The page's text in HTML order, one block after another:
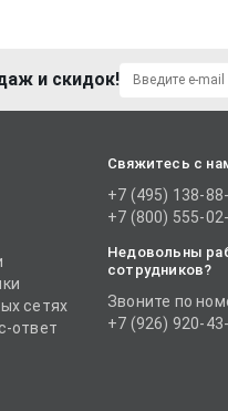
и скидок!
сетях
ответ
Свяжитесь с
+7 (495) 138-
+7 (800) 555-
Недовольны
сотрудников?
Звоните по
+7 (926) 920-